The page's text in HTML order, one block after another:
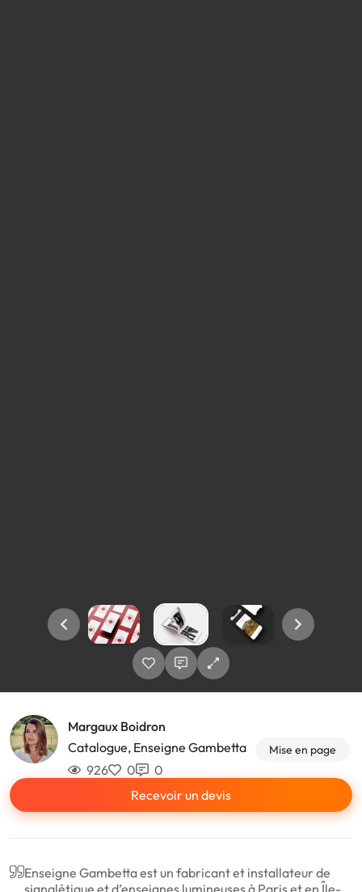
Margaux Boidron
Catalogue, Enseigne Gambetta
Mise en page
926 0
0
Recevoir un devis
Enseigne Gambetta est un fabricant et installateur de
signalétique et d’enseignes lumineuses à Paris et en Île-